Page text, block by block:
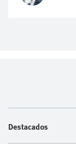
Destacados